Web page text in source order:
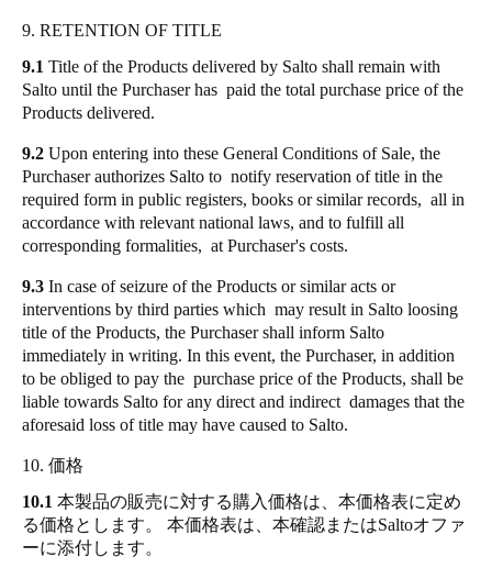
9. RETENTION OF TITLE
9.1 Title of the Products delivered by Salto shall remain with
Salto until the Purchaser has paid the total purchase price of the
Products delivered.
9.2 Upon entering into these General Conditions of Sale, the
Purchaser authorizes Salto to notify reservation of title in the
required form in public registers, books or similar records, all in
accordance with relevant national laws, and to fulfill all
corresponding formalities, at Purchaser's costs.
9.3 In case of seizure of the Products or similar acts or
interventions by third parties which may result in Salto loosing
title of the Products, the Purchaser shall inform Salto
immediately in writing. In this event, the Purchaser, in addition
to be obliged to pay the purchase price of the Products, shall be
liable towards Salto for any direct and indirect damages that the
aforesaid loss of title may have caused to Salto.
10. 価格
10.1 本製品の販売に対する購入価格は、本価格表に定め
る価格とします。 本価格表は、本確認またはSaltoオファ
ーに添付します。